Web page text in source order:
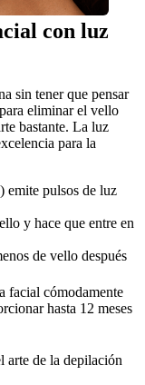
con luz
sin tener que pensar
eliminar el vello
bastante. La luz
para la
) emite pulsos de luz
y hace que entre en
de vello después
facial cómodamente
hasta 12 meses
arte de la depilación